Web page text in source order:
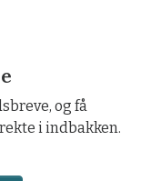
og få
i indbakken.